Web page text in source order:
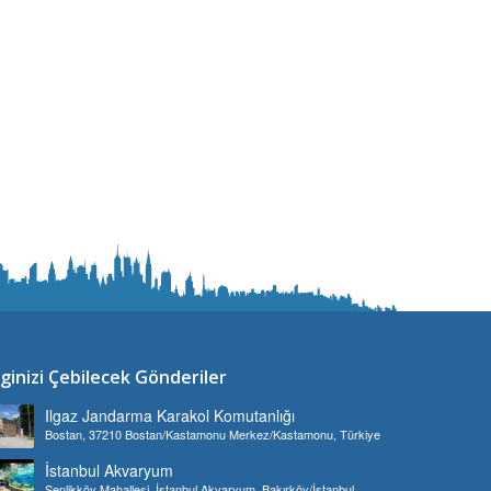
Çebilecek Gönderiler
Ilgaz Jandarma Karakol Komutanlığı
Bostan, 37210 Bostan/Kastamonu Merkez/Kastamonu, Türkiye
İstanbul Akvaryum